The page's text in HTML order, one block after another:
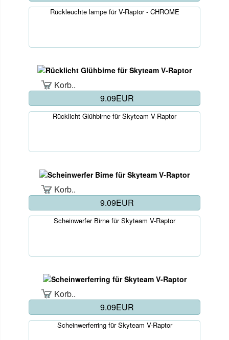
Rückleuchte lampe für V-Raptor - CHROME
Korb..
9.09EUR
Rücklicht Glühbirne für Skyteam V-Raptor
Korb..
9.09EUR
Scheinwerfer Birne für Skyteam V-Raptor
Korb..
9.09EUR
Scheinwerferring für Skyteam V-Raptor